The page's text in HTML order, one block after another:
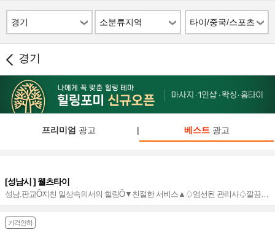
경기 소분류지역 타이/중국/스포츠
경기
프리미엄 광고 | 베스트광고
[성남시 ] 웰츠타이
성남.판교Ô지친 일상속의서의 힐링Ô▼친절한 서비스▲♤엄선된 관리사♤깔끔하
고 청결한 마사지♬판교역 2번출구 도보 3분거리_판교 아브뉴프랑 맞은편에 위치
~♬
가격인하